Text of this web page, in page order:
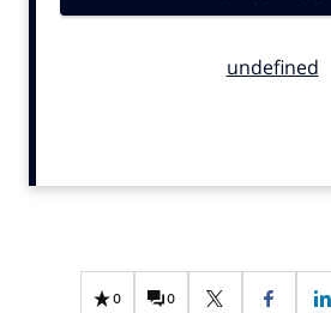
Carriere
Design
Diversiteit
Effectiviteit
0 0